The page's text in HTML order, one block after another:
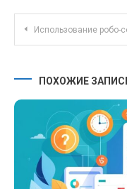
Использование робо-советников: автоматизация инвестиций для новичков без
ПОХОЖИЕ